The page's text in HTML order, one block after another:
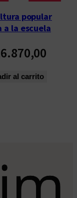
popular
a la escuela
al carrito